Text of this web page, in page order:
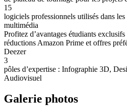
15
logiciels professionnels utilisés dans
multimédia
Profitez d’avantages étudiants
réductions Amazon Prime et offres
Deezer
3
pôles d’expertise : Infographie 3D,
Audiovisuel
Galerie photos